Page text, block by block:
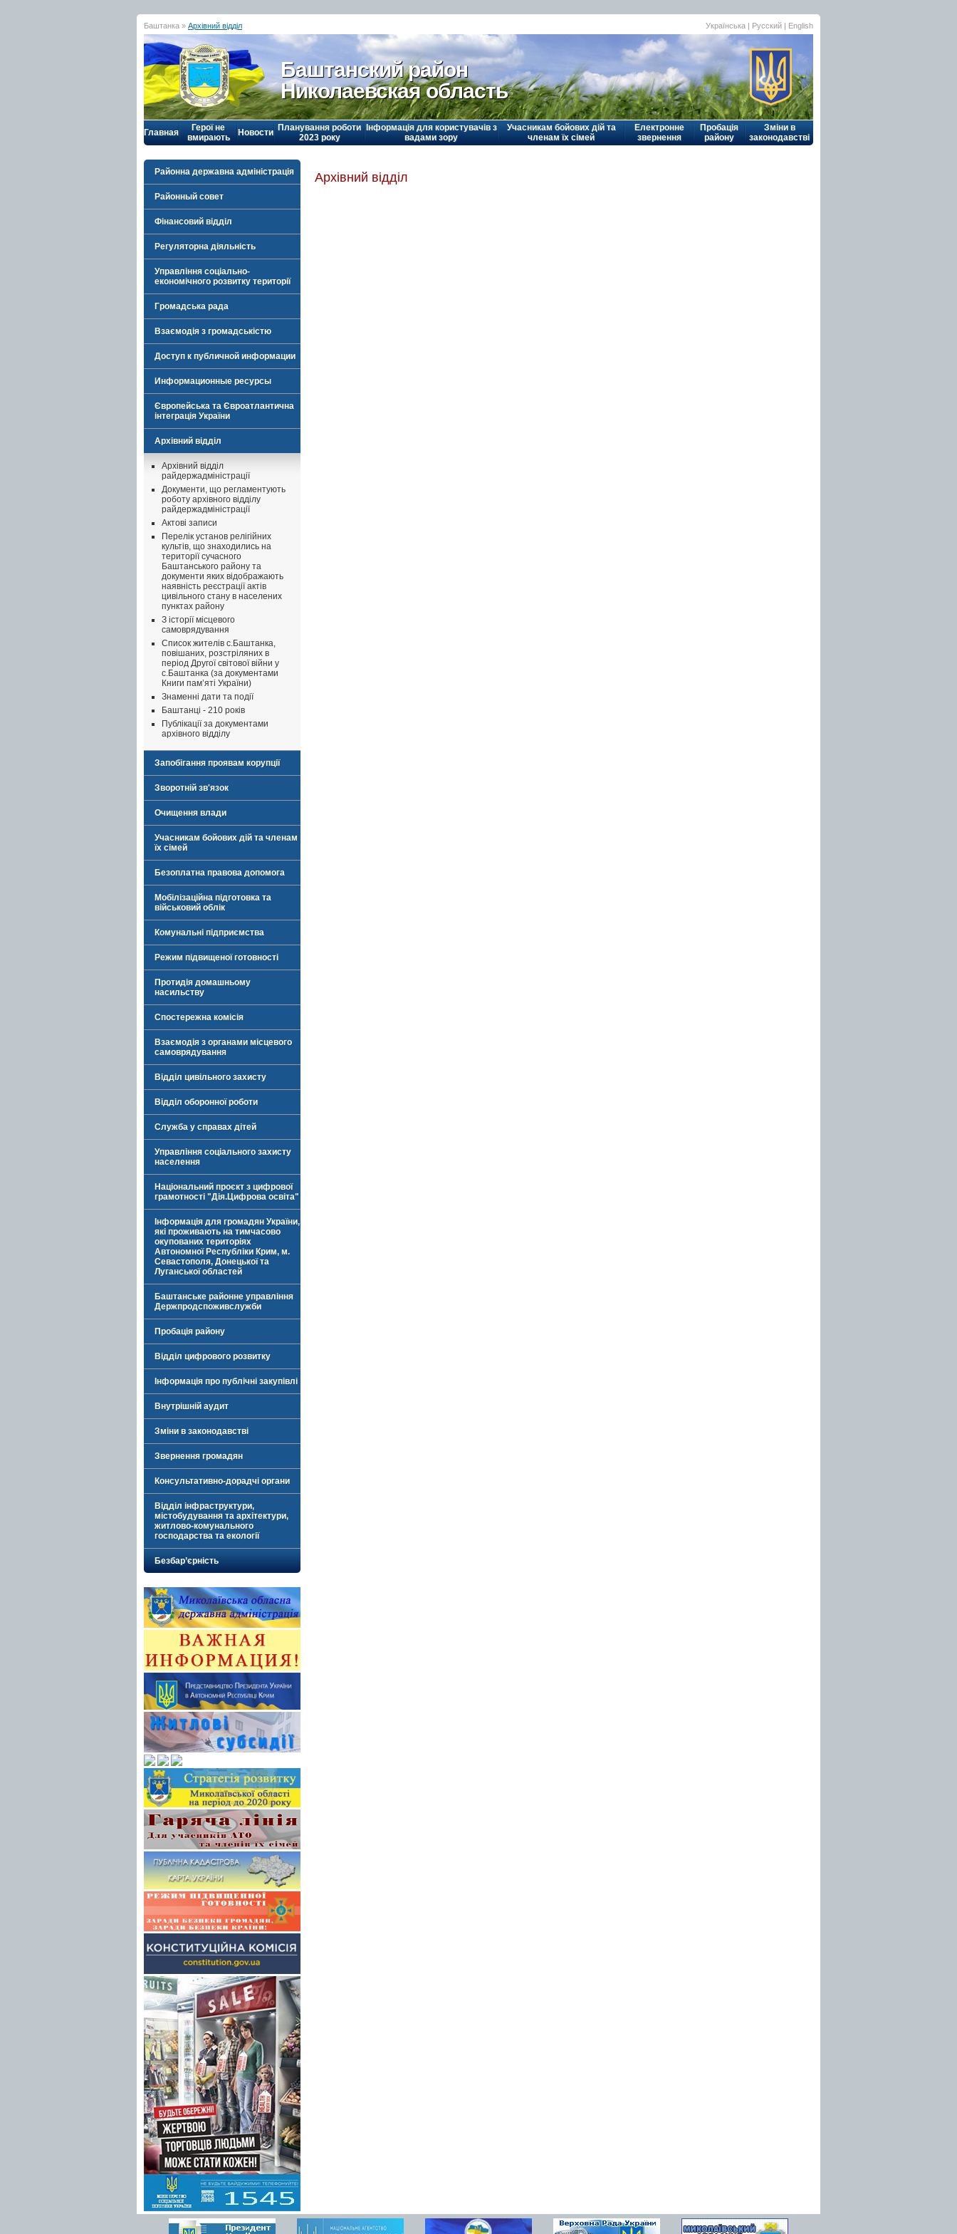
Баштанка » Архівний відділ Українська | Русский | English
Баштанский район
Николаевская область
Главная
Герої не
вмирають
Новости Планування роботи
2023 року
Інформація для користувачів з
вадами зору
Учасникам бойових дій та
членам їх сімей
Електронне
звернення
Пробація
району
Зміни в
законодавстві
Районна державна адміністрація
Районный совет
Фінансовий відділ
Регуляторна діяльність
Управління соціально-
економічного розвитку території
Громадська рада
Взаємодія з громадськістю
Доступ к публичной информации
Информационные ресурсы
Європейська та Євроатлантична
інтеграція України
Архівний відділ
Архівний відділ
райдержадміністрації
Документи, що регламентують
роботу архівного відділу
райдержадміністрації
Актові записи
Перелік установ релігійних
культів, що знаходились на
території сучасного
Баштанського району та
документи яких відображають
наявність реєстрації актів
цивільного стану в населених
пунктах району
З історії місцевого
самоврядування
Список жителів с.Баштанка,
повішаних, розстріляних в
період Другої світової війни у
с.Баштанка (за документами
Книги пам’яті України)
Знаменні дати та події
Баштанці - 210 років
Публікації за документами
архівного відділу
Запобігання проявам корупції
Зворотній зв'язок
Очищення влади
Учасникам бойових дій та членам
їх сімей
Безоплатна правова допомога
Мобілізаційна підготовка та
військовий облік
Комунальні підприємства
Режим підвищеної готовності
Протидія домашньому
насильству
Спостережна комісія
Взаємодія з органами місцевого
самоврядування
Відділ цивільного захисту
Відділ оборонної роботи
Служба у справах дітей
Управління соціального захисту
населення
Національний проєкт з цифрової
грамотності "Дія.Цифрова освіта"
Інформація для громадян України,
які проживають на тимчасово
окупованих територіях
Автономної Республіки Крим, м.
Севастополя, Донецької та
Луганської областей
Баштанське районне управління
Держпродспоживслужби
Пробація району
Відділ цифрового розвитку
Інформація про публічні закупівлі
Внутрішній аудит
Зміни в законодавстві
Звернення громадян
Консультативно-дорадчі органи
Відділ інфраструктури,
містобудування та архітектури,
житлово-комунального
господарства та екології
Безбар’єрність
Архівний відділ